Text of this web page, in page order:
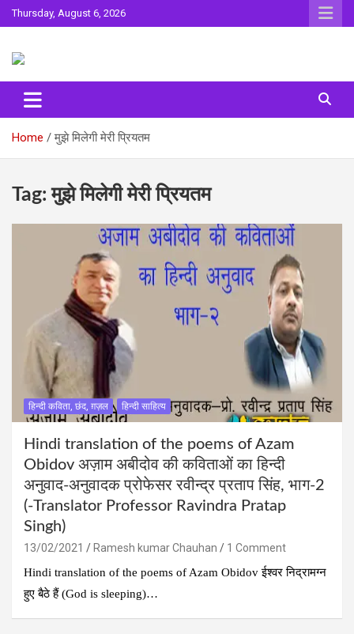
Skip
to
Thursday, August 6, 2026
Surta
Home मुझे मिलेगी मेरी प्रियतम
Tag:मुझे मिलेगी मेरी प्रियतम
हिन्दी कविता, छंद, ग़ज़ल हिन्दी साहित्य
Hindi translation of the poems of Azam
Obidov अज़ाम अबीदोव की कविताओं का हिन्‍दी
अनुवाद-अनुवादक प्रोफेसर रवीन्द्र प्रताप सिंह, भाग-2
(-Translator Professor Ravindra Pratap
Singh)
13/02/2021 Ramesh kumar Chauhan
1 Comment
Hindi translation of the poems of Azam Obidov ईश्वर निद्रामग्न
हुए बैठे हैं (God is sleeping)…